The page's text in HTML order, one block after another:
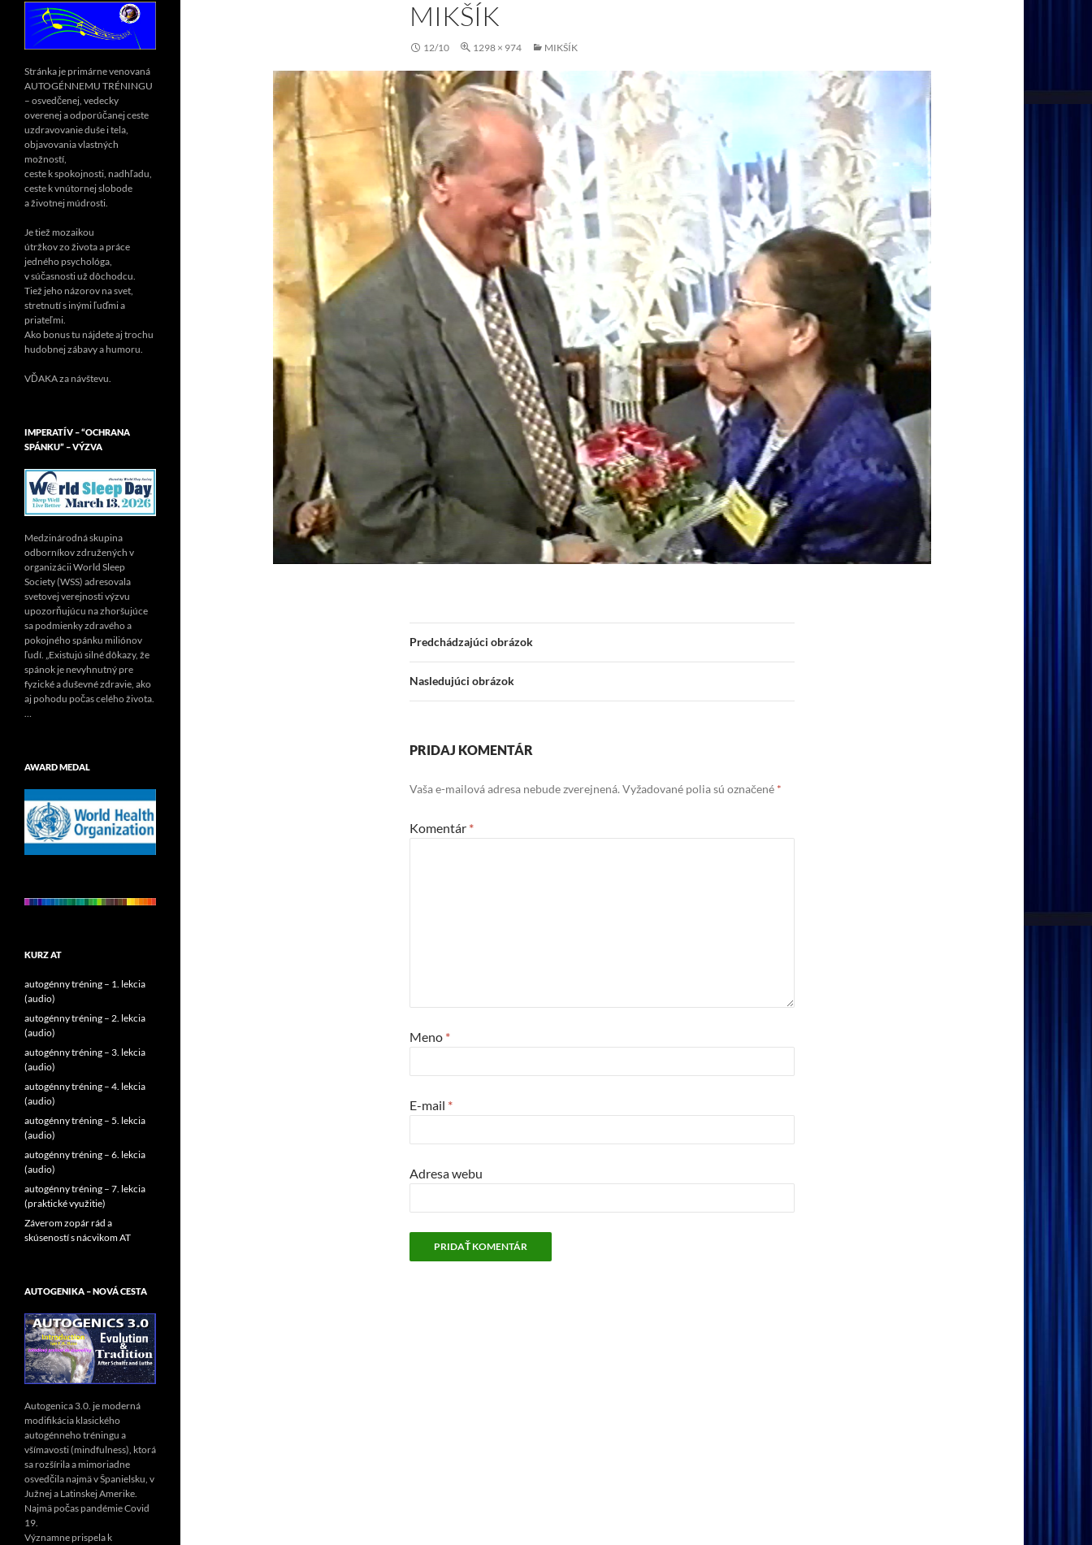
MIKŠÍK
12/10 1298 × 974 MIKŠÍK
Predchádzajúci obrázok
Nasledujúci obrázok
PRIDAJ KOMENTÁR
Vaša e-mailová adresa nebude zverejnená.Vyžadované polia sú označené *
Komentár *
Meno *
E-mail *
Adresa webu
Stránka je primárne venovaná
AUTOGÉNNEMU TRÉNINGU
– osvedčenej, vedecky
overenej a odporúčanej ceste
uzdravovanie duše i tela,
objavovania vlastných
možností,
ceste k spokojnosti, nadhľadu,
ceste k vnútornej slobode
a životnej múdrosti.
Je tiež mozaikou
útržkov zo života a práce
jedného psychológa,
v súčasnosti už dôchodcu.
Tiež jeho názorov na svet,
stretnutí s inými ľuďmi a
priateľmi.
Ako bonus tu nájdete aj trochu
hudobnej zábavy a humoru.
VĎAKA za návštevu.
IMPERATÍV – “OCHRANA
SPÁNKU” – VÝZVA
Medzinárodná skupina
odborníkov združených v
organizácii World Sleep
Society (WSS) adresovala
svetovej verejnosti výzvu
upozorňujúcu na zhoršujúce
sa podmienky zdravého a
pokojného spánku miliónov
ľudí. „Existujú silné dôkazy, že
spánok je nevyhnutný pre
fyzické a duševné zdravie, ako
aj pohodu počas celého života.
…
AWARD MEDAL
KURZ AT
autogénny tréning – 1. lekcia
(audio)
autogénny tréning – 2. lekcia
(audio)
autogénny tréning – 3. lekcia
(audio)
autogénny tréning – 4. lekcia
(audio)
autogénny tréning – 5. lekcia
(audio)
autogénny tréning – 6. lekcia
(audio)
autogénny tréning – 7. lekcia
(praktické využitie)
Záverom zopár rád a
skúseností s nácvikom AT
AUTOGENIKA – NOVÁ CESTA
Autogenica 3.0. je moderná
modifikácia klasického
autogénneho tréningu a
všímavosti (mindfulness), ktorá
sa rozšírila a mimoriadne
osvedčila najmä v Španielsku, v
Južnej a Latinskej Amerike.
Najmä počas pandémie Covid
19.
Významne prispela k